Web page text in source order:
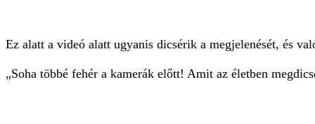
Ez alatt a videó alatt ugyanis dicsérik a megjelenését, és
„Soha többé fehér a kamerák előtt! Amit az életben